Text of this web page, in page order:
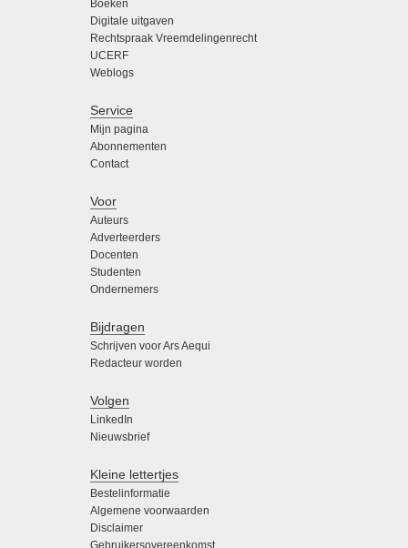
Boeken
Digitale uitgaven
Rechtspraak Vreemdelingenrecht
UCERF
Weblogs
Service
Mijn pagina
Abonnementen
Contact
Voor
Auteurs
Adverteerders
Docenten
Studenten
Ondernemers
Bijdragen
Schrijven voor Ars Aequi
Redacteur worden
Volgen
LinkedIn
Nieuwsbrief
Kleine lettertjes
Bestelinformatie
Algemene voorwaarden
Disclaimer
Gebruikersovereenkomst